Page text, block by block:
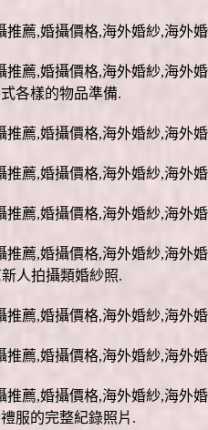
各樣的物品準備.
人拍攝類婚紗照.
服的完整紀錄照片.